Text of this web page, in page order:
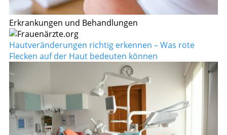
Erkrankungen und Behandlungen
Hautveränderungen richtig erkennen – Was rote
Flecken auf der Haut bedeuten können